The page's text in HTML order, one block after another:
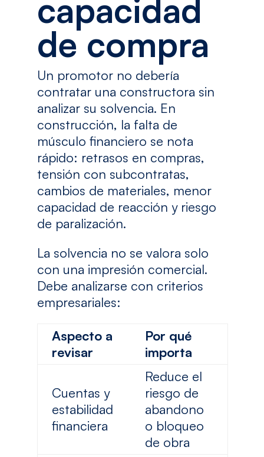
capacidad
de compra
Un promotor no debería
contratar una constructora sin
analizar su solvencia. En
construcción, la falta de
músculo financiero se nota
rápido: retrasos en compras,
tensión con subcontratas,
cambios de materiales, menor
capacidad de reacción y riesgo
de paralización.
La solvencia no se valora solo
con una impresión comercial.
Debe analizarse con criterios
empresariales:
Aspecto a
revisar
Por qué
importa
Cuentas y
estabilidad
financiera
Reduce el
riesgo de
abandono
o bloqueo
de obra